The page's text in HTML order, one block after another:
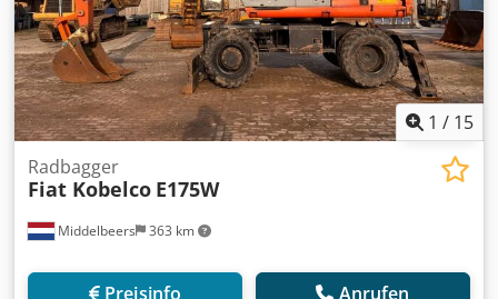
1 / 15
Middelbeers 363 km
Radbagger
Fiat Kobelco E175W
Preisinfo Anrufen